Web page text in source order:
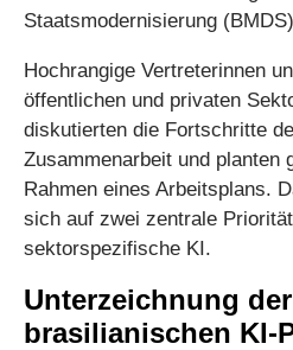
Staatsmodernisierung
Hochrangige Vertreterinnen
öffentlichen und privaten
diskutierten die Fortschritte
Zusammenarbeit und planten
Rahmen eines Arbeitsplans.
sich auf zwei zentrale
sektorspezifische KI.
Unterzeichnung
brasilianischen KI-